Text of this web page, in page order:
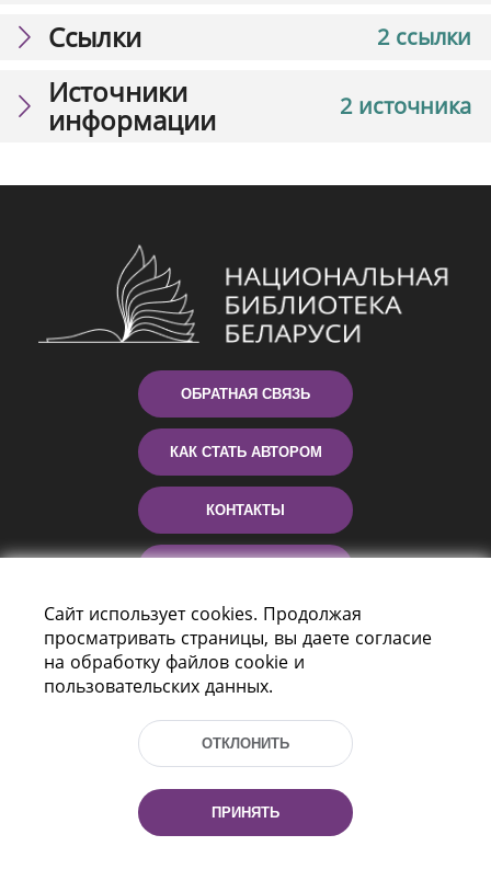
2 ссылки
Ссылки
2 источника
Источники
информации
ОБРАТНАЯ СВЯЗЬ
КАК СТАТЬ АВТОРОМ
КОНТАКТЫ
г. Минск, Республика Беларусь, 220114
Тел.: (+375 17) 368 37 37, Факс: (+375 17)
Сайт использует cookies. Продолжая
просматривать страницы, вы даете согласие
на обработку файлов cookie и
пользовательских данных.
ОТКЛОНИТЬ
ПРИНЯТЬ